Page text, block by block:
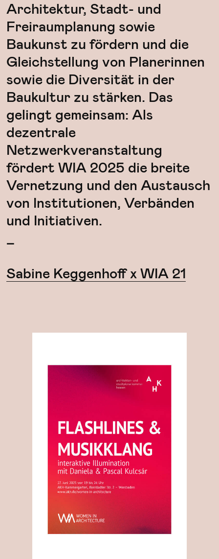
Architektur, Stadt- und
Freiraumplanung sowie
Baukunst zu fördern und die
Gleichstellung von Planerinnen
sowie die Diversität in der
Baukultur zu stärken. Das
gelingt gemeinsam: Als
dezentrale
Netzwerkveranstaltung
fördert WIA 2025 die breite
Vernetzung und den Austausch
von Institutionen, Verbänden
und Initiativen.
Sabine Keggenhoff x WIA 21